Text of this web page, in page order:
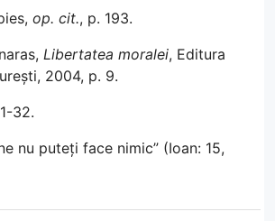
op. cit., p. 193.
Libertatea moralei, Editura
2004, p. 9.
32.
nu puteți face nimic” (Ioan: 15,